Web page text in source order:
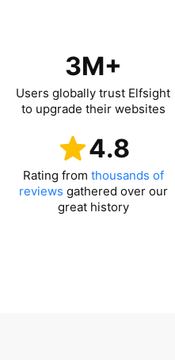
3M+
Users globally trust Elfsight
to upgrade their websites
4.8
Rating from thousands of
reviews gathered over our
great history